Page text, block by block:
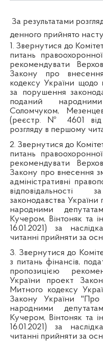
За результатами
денного прийнято
1. Звернутися до
питань
рекомендувати
Закону про
кодексу України щодо
за порушення
поданий
Соломчуком,
(реєстр. № 4601 від
розгляду в першому
2. Звернутися до
питань
рекомендувати
Закону про внесення
адміністративні
законодавства
народними
Кучером, Вінтоняк та
16.01.2021)
за
читанні прийняти за
3. Звернутися до
з питань фінансів,
пропозицією
України
проект
Митного кодексу
Закону України "Про
народними
Кучером, Вінтоняк та
16.01.2021)
за
читанні прийняти за